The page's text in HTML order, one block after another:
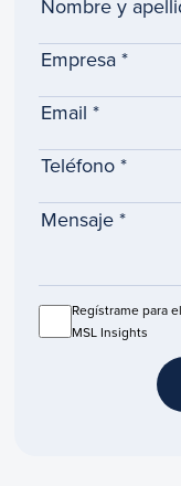
Regístrame para
MSL Insights